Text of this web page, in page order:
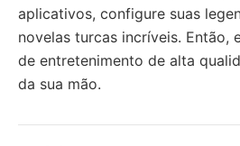
aplicativos, configure suas
novelas turcas incríveis. Então,
de entretenimento de alta
da sua mão.